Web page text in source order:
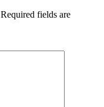
Required fields are